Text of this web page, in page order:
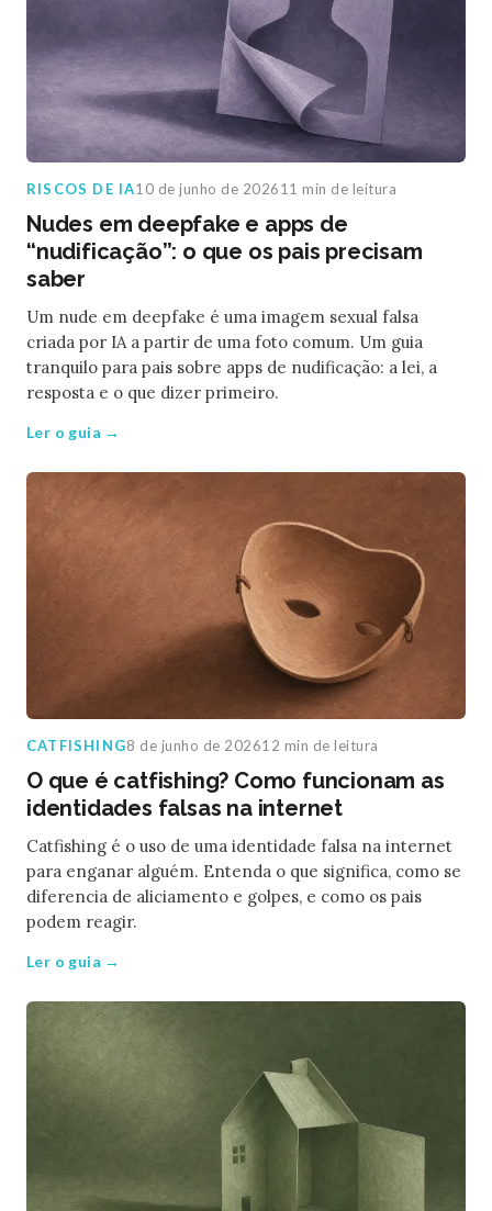
RISCOS DE IA10 de junho de 202611 min de leitura
Nudes em deepfake e apps de
“nudificação”: o que os pais precisam
saber
Um nude em deepfake é uma imagem sexual falsa
criada por IA a partir de uma foto comum. Um guia
tranquilo para pais sobre apps de nudificação: a lei, a
resposta e o que dizer primeiro.
Ler o guia →
CATFISHING8 de junho de 202612 min de leitura
O que é catfishing? Como funcionam as
identidades falsas na internet
Catfishing é o uso de uma identidade falsa na internet
para enganar alguém. Entenda o que significa, como se
diferencia de aliciamento e golpes, e como os pais
podem reagir.
Ler o guia →